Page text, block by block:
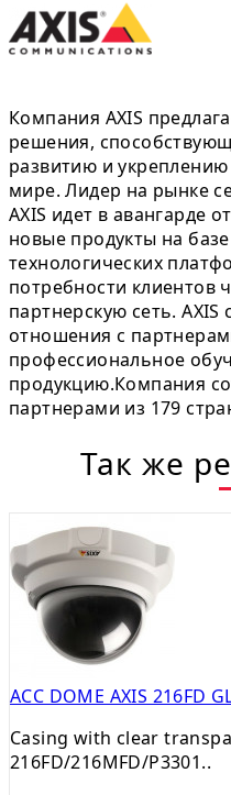
Компания AXIS
решения,
развитию и
мире. Лидер на рынке
AXIS идет в авангарде
новые продукты на
технологических
потребности клиентов
партнерскую сеть.
отношения с
профессиональное
продукцию.Компания
партнерами из 179
Так же
ACC DOME AXIS 216FD
Casing with clear
216FD/216MFD/P3301..